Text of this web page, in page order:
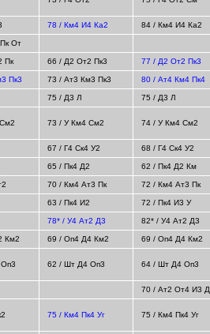
78 / Км4 И4 Ка2 84 / Км4 И4 Ка2
От
Пк 66 / Д2 От2 Пк3 77 / Д2 От2 Пк3
Пк3 73 / Ат3 Км3 Пк3 80 / Ат4 Км4 Пк4
75 / Д3 Л 75 / Д3 Л
73 / У Км4 См2 74 / У Км4 См2
67 / Г4 Ск4 У2 68 / Г4 Ск4 У2
65 / Пк4 Д2 62 / Пк4 Д2 Км
70 / Км4 Ат3 Пк 72 / Км4 Ат3 Пк
63 / Пк4 И2 72 / Пк4 И3 У
78* / У4 Ат2 Д3 82* / У4 Ат2 Д3
Км2 69 / Оп4 Д4 Км2 69 / Оп4 Д4 Км2
62 / Шт Д4 Оп3 64 / Шт Д4 Оп3
70 / Ат2 От4 И3 Д
75 / Км4 Пк4 Уг 75 / Км4 Пк4 Уг